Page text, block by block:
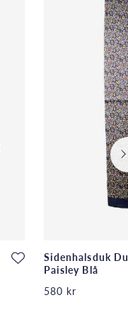
Sidenhalsduk
Paisley Blå
580 kr